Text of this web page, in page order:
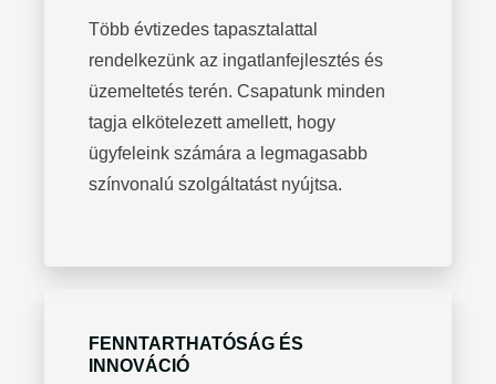
Több évtizedes tapasztalattal
rendelkezünk az ingatlanfejlesztés és
üzemeltetés terén. Csapatunk minden
tagja elkötelezett amellett, hogy
ügyfeleink számára a legmagasabb
színvonalú szolgáltatást nyújtsa.
FENNTARTHATÓSÁG ÉS
INNOVÁCIÓ